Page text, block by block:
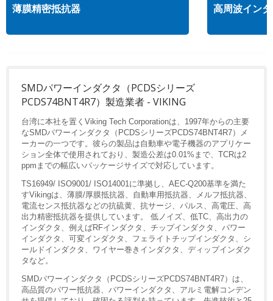
薄膜精密抵抗器 高周波イン
SMDパワーインダクタ（PCDSシリーズ
PCDS74BNT4R7）製造業者 - VIKING
台湾に本社を置くViking Tech Corporationは、1997年からの主要
なSMDパワーインダクタ（PCDSシリーズPCDS74BNT4R7）メ
ーカーの一つです。彼らの製品は自動車や電子機器のアプリケー
ション全体で使用されており、製造公差は0.01%まで、TCRは2
ppmまでの幅広いパッケージサイズで対応しています。
TS16949/ ISO9001/ ISO14001に準拠し、AEC-Q200基準を満た
すVikingは、薄膜/厚膜抵抗器、自動車用抵抗器、メルフ抵抗器、
電流センス抵抗器などの抗硫黄、抗サージ、パルス、高電圧、高
出力精密抵抗器を提供しています。 低ノイズ、低TC、高出力の
インダクタ、例えばRFインダクタ、チップインダクタ、パワー
インダクタ、可変インダクタ、フェライトチップインダクタ、シ
ールドインダクタ、ワイヤー巻きインダクタ、ディップインダク
タなど。
SMDパワーインダクタ（PCDSシリーズPCDS74BNT4R7）は、
高品質のパワー抵抗器、パワーインダクタ、アルミ電解コンデン